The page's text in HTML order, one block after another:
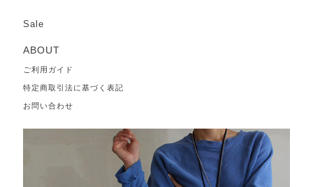
Sale
ABOUT
ご利用ガイド
特定商取引法に基づく表記
お問い合わせ